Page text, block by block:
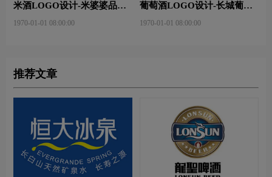
米酒LOGO设计-米婆婆品牌
1970-01-01 08:00:00
葡萄酒LOGO设计-长城葡萄
1970-01-01 08:00:00
推荐文章